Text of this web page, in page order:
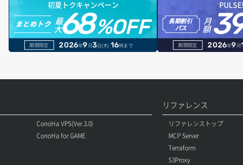
ード(SLO) 初夏トクキャンペーン
まとめトク 最
大68%OFF
期間限定 2026年9月3日(木) 16時まで
PULSE!
長期割引
パス
月
額
期間限定 2026年9月
ConoHa VPS(Ver.3.0)
ConoHa for GAME
リファレンス
リファレンストップ
MCP Server
Terraform
S3Proxy